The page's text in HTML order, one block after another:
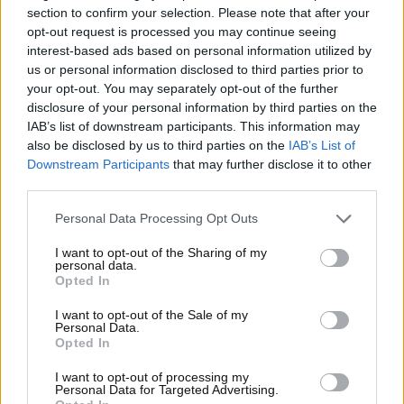
section to confirm your selection. Please note that after your
opt-out request is processed you may continue seeing
interest-based ads based on personal information utilized by
us or personal information disclosed to third parties prior to
your opt-out. You may separately opt-out of the further
disclosure of your personal information by third parties on the
IAB’s list of downstream participants. This information may
also be disclosed by us to third parties on the IAB’s List of
Downstream Participants that may further disclose it to other
Personal Data Processing Opt Outs
I want to opt-out of the Sharing of my
personal data.
Opted In
I want to opt-out of the Sale of my
Personal Data.
Opted In
I want to opt-out of processing my
Personal Data for Targeted Advertising.
Visualizza questo post su Instagram